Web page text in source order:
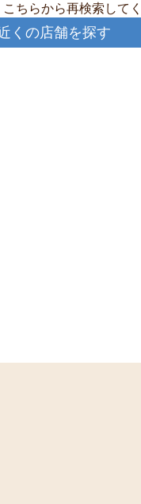
ちらから再検索してく
くの店舗を探す